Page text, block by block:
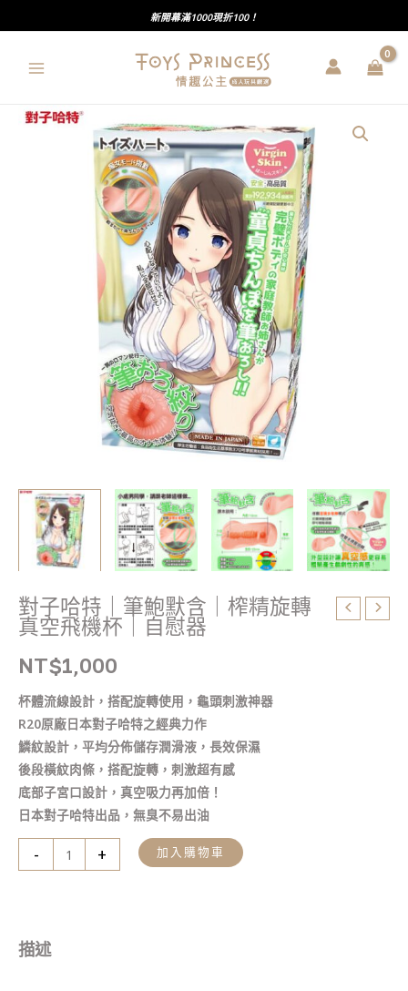
至
新開幕滿1000現折100！
對子哈特｜筆鮑默含｜榨精旋轉
真空飛機杯｜自慰器
NT$1,000
杯體流線設計，搭配旋轉使用，龜頭刺激神器
R20原廠日本對子哈特之經典力作
鱗紋設計，平均分佈儲存潤滑液，長效保濕
後段橫紋肉條，搭配旋轉，刺激超有感
底部子宮口設計，真空吸力再加倍！
日本對子哈特出品，無臭不易出油
-
對
自
慰
器
數
量
+ 加入購物車
描述